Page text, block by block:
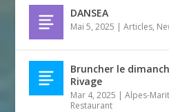
DANSEA
Mai 5, 2025 |Articles,
Bruncher le
Rivage
Mar 4, 2025 |Alpes-
Restaurant